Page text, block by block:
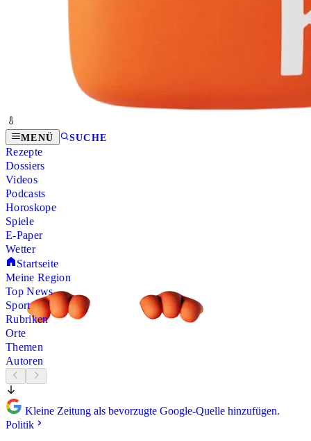
MENÜ SUCHE
Rezepte
Dossiers
Videos
Podcasts
Horoskope
Spiele
E-Paper
Wetter
Startseite
Meine Region
Top News
Sport
Rubriken
Orte
Themen
Autoren
Kleine Zeitung als bevorzugte Google-Quelle hinzufügen.
Politik